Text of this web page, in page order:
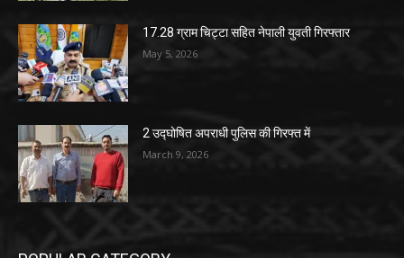
17.28 ग्राम चिट्टा सहित नेपाली युवती गिरफ्तार
May 5, 2026
2 उद्घोषित अपराधी पुलिस की गिरफ्त में
March 9, 2026